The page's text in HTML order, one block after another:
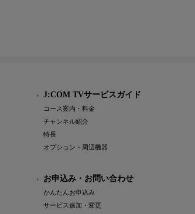
J:COM TVサービスガイド
コース案内・料金
チャンネル紹介
特長
オプション・周辺機器
お申込み・お問い合わせ
かんたんお申込み
サービス追加・変更